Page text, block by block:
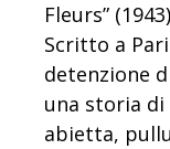
Fleurs”
Scritto a
detenzione
una storia
abietta,